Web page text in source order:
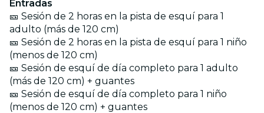
Entradas
🎫 Sesión de 2 horas en la pista de esquí para 1
adulto (más de 120 cm)
🎫 Sesión de 2 horas en la pista de esquí para 1 niño
(menos de 120 cm)
🎫 Sesión de esquí de día completo para 1 adulto
(más de 120 cm) + guantes
🎫 Sesión de esquí de día completo para 1 niño
(menos de 120 cm) + guantes